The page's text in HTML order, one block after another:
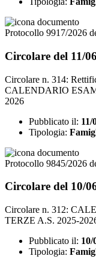
Protocollo 9917/2026
Circolare del 11/
Circolare n. 314:
CALENDARIO
2026
Pubblicato il: 11/
Tipologia:
Protocollo 9845/2026
Circolare del 10/
Circolare n. 312:
TERZE A.S. 2025-
Pubblicato il: 10/
Tipologia: